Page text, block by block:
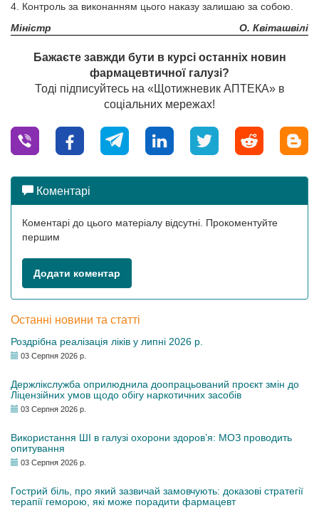
4. Контроль за виконанням цього наказу залишаю за собою.
Міністр
О. Квіташвілі
Бажаєте завжди бути в курсі останніх новин
фармацевтичної галузі?
Тоді підписуйтесь на «Щотижневик АПТЕКА» в
соціальних мережах!
Коментарі
Коментарі до цього матеріалу відсутні. Прокоментуйте
першим
Додати коментар
Останні новини та статті
Роздрібна реалізація ліків у липні 2026 р.
03 Серпня 2026 р.
Держлікслужба оприлюднила доопрацьований проєкт змін до
Ліцензійних умов щодо обігу наркотичних засобів
03 Серпня 2026 р.
Використання ШІ в галузі охорони здоров’я: МОЗ проводить
опитування
03 Серпня 2026 р.
Гострий біль, про який зазвичай замовчують: доказові стратегії
терапії геморою, які може порадити фармацевт